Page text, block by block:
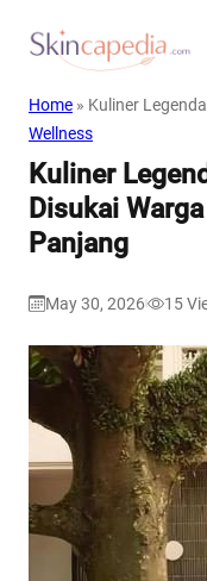
Home » Kuliner
Wellness
Kuliner
Disukai
Panjang
May 30, 2026 15